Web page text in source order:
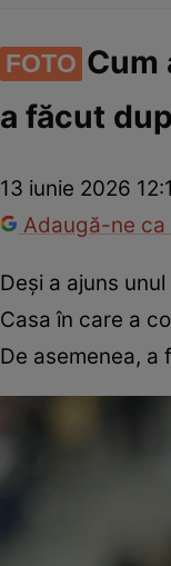
FOTO Cum
a făcut
13 iunie 2026
Adaugă-ne ca
Deși a ajuns
Casa în care a
De asemenea,